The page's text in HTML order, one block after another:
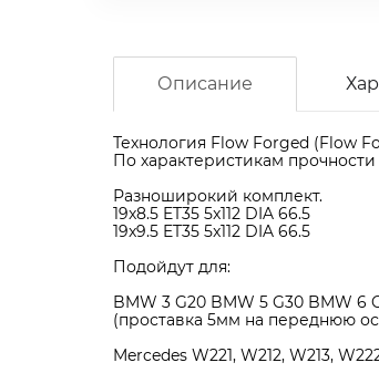
Описание
Технология Flow Forged (Flow
По характеристикам
Разноширокий комплект.
19x8.5 ET35 5x112 DIA 66.5
19x9.5 ET35 5x112 DIA 66.5
Подойдут для:
BMW 3 G20 BMW 5 G30 BMW 6
(проставка 5мм на переднюю
Mercedes W221, W212, W213,